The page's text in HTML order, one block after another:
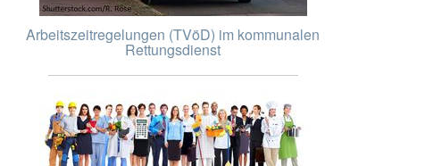
Arbeitszeitregelungen (TVöD) im kommunalen
Rettungsdienst